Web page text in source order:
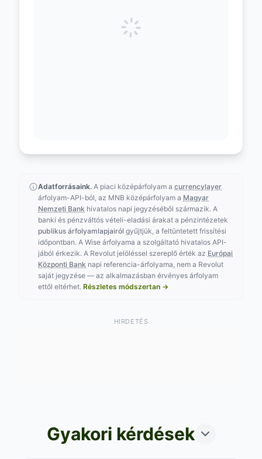
Adatforrásaink. A piaci középárfolyam a currencylayer
árfolyam-API-ból, az MNB középárfolyam a Magyar
Nemzeti Bank hivatalos napi jegyzéséből származik. A
banki és pénzváltós vételi-eladási árakat a pénzintézetek
publikus árfolyamlapjairól gyűjtjük, a feltüntetett frissítési
időpontban. A Wise árfolyama a szolgáltató hivatalos API-
jából érkezik. A Revolut jelöléssel szereplő érték az Európai
Központi Bank napi referencia-árfolyama, nem a Revolut
saját jegyzése — az alkalmazásban érvényes árfolyam
ettől eltérhet. Részletes módszertan →
HIRDETÉS
Gyakori kérdések